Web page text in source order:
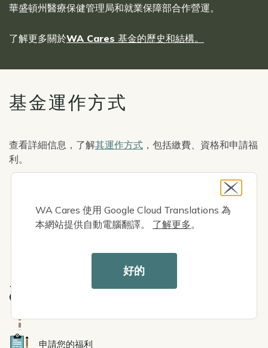
華盛頓州醫療保健管理局和就業保障部合作營運。
了解更多關於WA Cares 基金的歷史和結構。
基金運作方式
查看詳細信息，了解其運作方式 ，包括繳費、資格和申請福
利。
Icon
Icon 申請您的福利
WA Cares 使用 Google Cloud Translations 為
本網站提供自動電腦翻譯。 了解更多。
好的